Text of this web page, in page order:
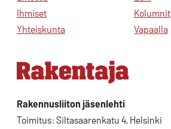
Ihmiset
Yhteiskunta
Kolumnit
Vapaalla
Rakennusliiton jäsenlehti
Toimitus: Siltasaarenkatu 4, Helsinki